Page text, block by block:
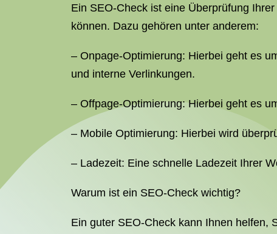
Ein SEO-Check ist eine Überprüfung
können. Dazu gehören unter anderem:
– Onpage-Optimierung: Hierbei geht es
und interne Verlinkungen.
– Offpage-Optimierung: Hierbei geht es
– Mobile Optimierung: Hierbei wird
– Ladezeit: Eine schnelle Ladezeit Ihrer
Warum ist ein SEO-Check wichtig?
Ein guter SEO-Check kann Ihnen helfen,